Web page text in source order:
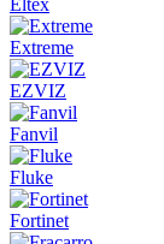
Eltex
Extreme
EZVIZ
Fanvil
Fluke
Fortinet